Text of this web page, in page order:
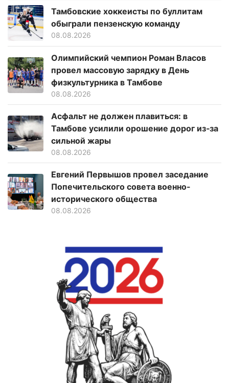
Тамбовские хоккеисты по буллитам
обыграли пензенскую команду
08.08.2026
Олимпийский чемпион Роман Власов
провел массовую зарядку в День
физкультурника в Тамбове
08.08.2026
Асфальт не должен плавиться: в
Тамбове усилили орошение дорог из‑за
сильной жары
08.08.2026
Евгений Первышов провел заседание
Попечительского совета военно-
исторического общества
08.08.2026